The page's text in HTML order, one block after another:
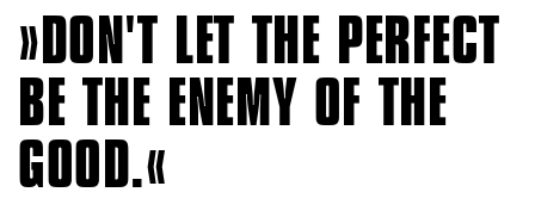
DON'T LET THE PERFECT
BE THE ENEMY OF THE
GOOD.